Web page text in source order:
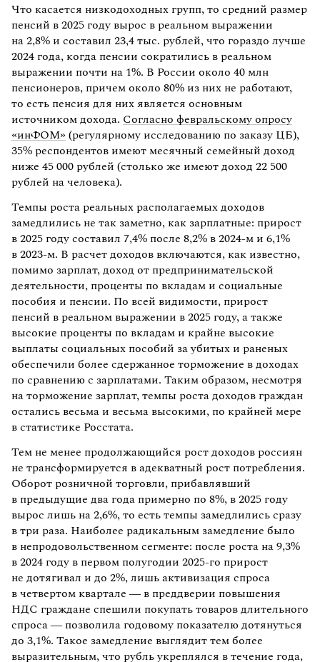
Что касается низкодоходных групп, то средний размер
пенсий в 2025 году вырос в реальном выражении
на 2,8% и составил 23,4 тыс. рублей, что гораздо лучше
2024 года, когда пенсии сократились в реальном
выражении почти на 1%. В России около 40 млн
пенсионеров, причем около 80% из них не работают,
то есть пенсия для них является основным
источником дохода. Согласно февральскому опросу
«инФОМ» (регулярному исследованию по заказу ЦБ),
35% респондентов имеют месячный семейный доход
ниже 45 000 рублей (столько же имеют доход 22 500
рублей на человека).
Темпы роста реальных располагаемых доходов
замедлились не так заметно, как зарплатные: прирост
в 2025 году составил 7,4% после 8,2% в 2024-м и 6,1%
в 2023-м. В расчет доходов включаются, как известно,
помимо зарплат, доход от предпринимательской
деятельности, проценты по вкладам и социальные
пособия и пенсии. По всей видимости, прирост
пенсий в реальном выражении в 2025 году, а также
высокие проценты по вкладам и крайне высокие
выплаты социальных пособий за убитых и раненых
обеспечили более сдержанное торможение в доходах
по сравнению с зарплатами. Таким образом, несмотря
на торможение зарплат, темпы роста доходов граждан
остались весьма и весьма высокими, по крайней мере
в статистике Росстата.
Тем не менее продолжающийся рост доходов россиян
не трансформируется в адекватный рост потребления.
Оборот розничной торговли, прибавлявший
в предыдущие два года примерно по 8%, в 2025 году
вырос лишь на 2,6%, то есть темпы замедлились сразу
в три раза. Наиболее радикальным замедление было
в непродовольственном сегменте: после роста на 9,3%
в 2024 году в первом полугодии 2025-го прирост
не дотягивал и до 2%, лишь активизация спроса
в четвертом квартале — в преддверии повышения
НДС граждане спешили покупать товаров длительного
спроса — позволила годовому показателю дотянуться
до 3,1%. Такое замедление выглядит тем более
выразительным, что рубль укреплялся в течение года,